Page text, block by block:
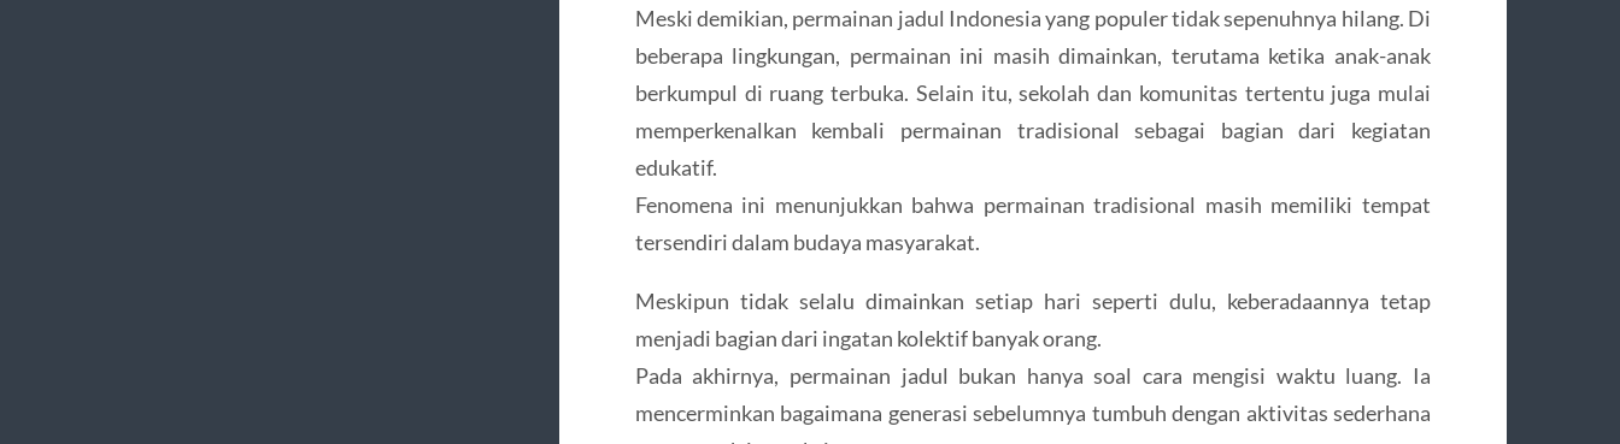
Meski demikian, permainan jadul Indonesia yang populer tidak sepenuhnya hilang. Di
beberapa lingkungan, permainan ini masih dimainkan, terutama ketika anak-anak
berkumpul di ruang terbuka. Selain itu, sekolah dan komunitas tertentu juga mulai
memperkenalkan kembali permainan tradisional sebagai bagian dari kegiatan
edukatif.
Fenomena ini menunjukkan bahwa permainan tradisional masih memiliki tempat
tersendiri dalam budaya masyarakat.
Meskipun tidak selalu dimainkan setiap hari seperti dulu, keberadaannya tetap
menjadi bagian dari ingatan kolektif banyak orang.
Pada akhirnya, permainan jadul bukan hanya soal cara mengisi waktu luang. Ia
mencerminkan bagaimana generasi sebelumnya tumbuh dengan aktivitas sederhana